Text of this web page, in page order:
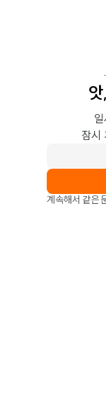
잠시
계속해서 같은